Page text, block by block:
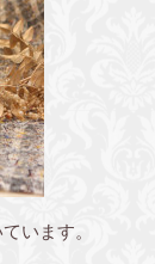
います。